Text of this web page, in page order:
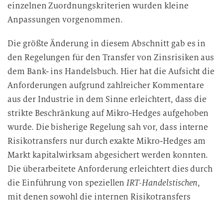
einzelnen Zuordnungskriterien wurden kleine
Anpassungen vorgenommen.
Die größte Änderung in diesem Abschnitt gab es in
den Regelungen für den Transfer von Zinsrisiken aus
dem Bank- ins Handelsbuch. Hier hat die Aufsicht die
Anforderungen aufgrund zahlreicher Kommentare
aus der Industrie in dem Sinne erleichtert, dass die
strikte Beschränkung auf Mikro-Hedges aufgehoben
wurde. Die bisherige Regelung sah vor, dass interne
Risikotransfers nur durch exakte Mikro-Hedges am
Markt kapitalwirksam abgesichert werden konnten.
Die überarbeitete Anforderung erleichtert dies durch
die Einführung von speziellenIRT-Handelstischen,
mit denen sowohl die internen Risikotransfers